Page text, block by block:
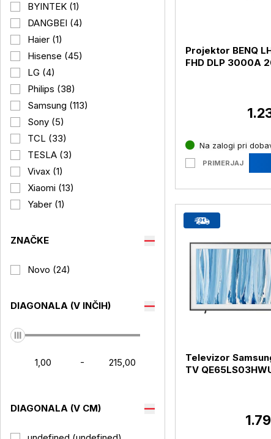
BYINTEK (1)
DANGBEI (4)
Haier (1)
Hisense (45)
LG (4)
Philips (38)
Samsung (113)
Sony (5)
TCL (33)
TESLA (3)
Vivax (1)
Xiaomi (13)
Yaber (1)
ZNAČKE
Novo (24)
DIAGONALA (V INČIH)
-
DIAGONALA (V CM)
Projektor BENQ
FHD DLP 3000A
Na zalogi pri
PRIMERJAJ
Televizor
TV